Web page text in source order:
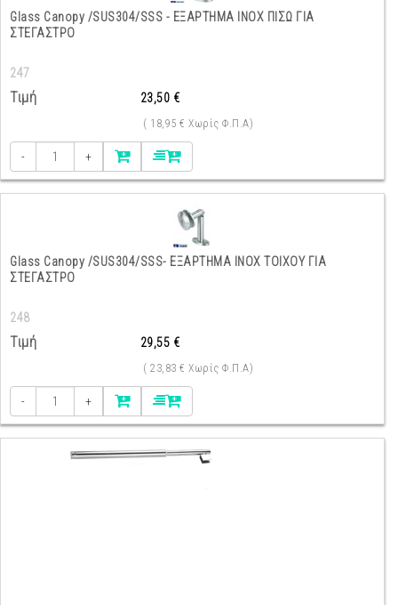
Glass Canopy /SUS304/SSS - ΕΞΑΡΤΗΜΑ INOX ΠΙΣΩ ΓΙΑ
ΣΤΕΓΑΣΤΡΟ
247
Τιμή 23,50 €
( 18,95 € Χωρίς Φ.Π.Α)
- +
Glass Canopy /SUS304/SSS- ΕΞΑΡΤΗΜΑ INOX ΤΟΙΧΟΥ ΓΙΑ
ΣΤΕΓΑΣΤΡΟ
248
Τιμή 29,55 €
( 23,83 € Χωρίς Φ.Π.Α)
- +